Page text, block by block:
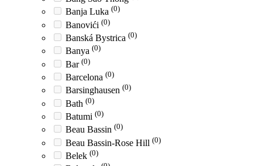
Banja Luka (0)
Banovići (0)
Banská Bystrica (0)
Banya (0)
Bar (0)
Barcelona (0)
Barsinghausen (0)
Bath (0)
Batumi (0)
Beau Bassin (0)
Beau Bassin-Rose Hill (0)
Belek (0)